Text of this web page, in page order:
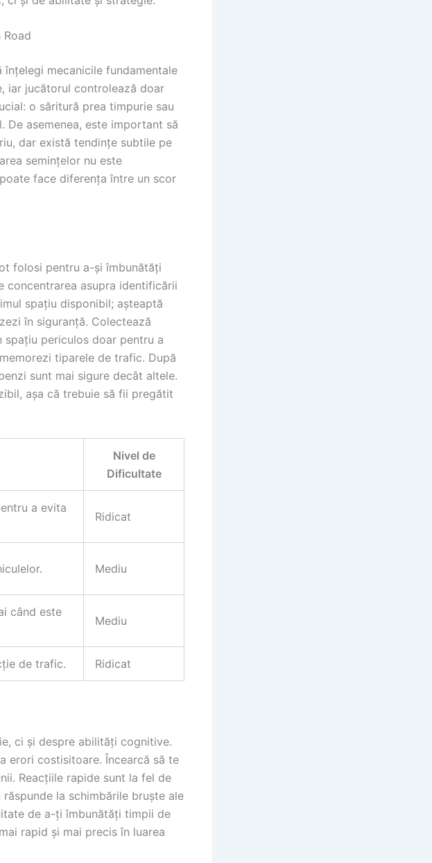
înțelegi mecanicile fundamentale
iar jucătorul controlează doar
o săritură prea timpurie sau
De asemenea, este important să
dar există tendințe subtile pe
semințelor nu este
face diferența între un scor
folosi pentru a-și îmbunătăți
concentrarea asupra identificării
spațiu disponibil; așteaptă
în siguranță. Colectează
spațiu periculos doar pentru a
tiparele de trafic. După
sunt mai sigure decât altele.
așa că trebuie să fii pregătit
Nivel de
Dificultate
a evita
Ridicat
Mediu
când este
Mediu
de trafic. Ridicat
ci și despre abilități cognitive.
erori costisitoare. Încearcă să te
Reacțiile rapide sunt la fel de
la schimbările bruște ale
de a-ți îmbunătăți timpii de
rapid și mai precis în luarea